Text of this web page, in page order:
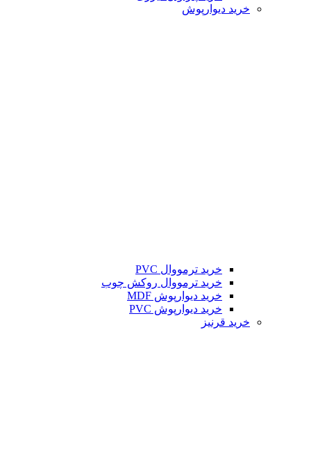
خرید دیوارپوش
خرید ترمووال PVC
خرید ترمووال روکش چوب
خرید دیوارپوش MDF
خرید دیوارپوش PVC
خرید قرنیز